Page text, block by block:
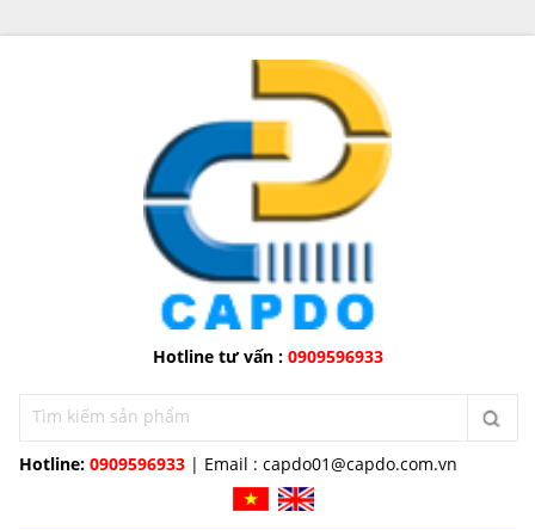
Hotline tư vấn : 0909596933
Hotline: 0909596933 | Email : capdo01@capdo.com.vn